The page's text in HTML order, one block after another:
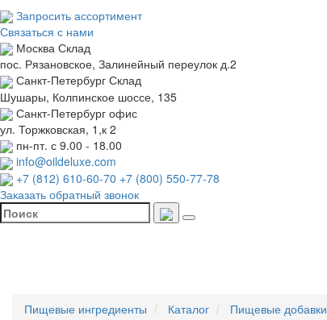
Запросить ассортимент
Связаться с нами
Москва Склад
пос. Рязановское, Залинейный переулок д.2
Санкт-Петербург Склад
Шушары, Колпинское шоссе, 135
Санкт-Петербург офис
ул. Торжковская, 1,к 2
пн-пт. с 9.00 - 18.00
info@oildeluxe.com
+7 (812) 610-60-70 +7 (800) 550-77-78
Заказать обратный звонок
Пищевые ингредиенты Каталог Пищевые добавки